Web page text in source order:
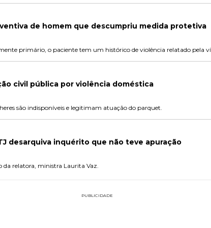
de homem que descumpriu medida protetiva
primário, o paciente tem um histórico de violência relatado pela
civil pública por violência doméstica
são indisponíveis e legitimam atuação do parquet.
desarquiva inquérito que não teve apuração
relatora, ministra Laurita Vaz.
PUBLICIDADE